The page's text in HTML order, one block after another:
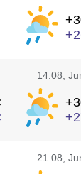
14.08 ,
21.08 ,